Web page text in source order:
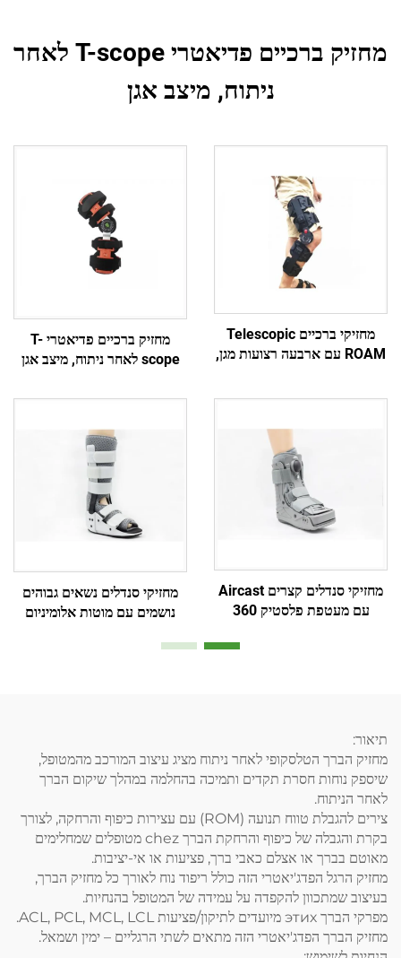
מחזיק ברכיים פדיאטרי T-scope לאחר
ניתוח, מיצב אגן
מחזיקי ברכיים Telescopic
ROAM עם ארבעה רצועות מגן,
מחזיק ברכיים פדיאטרי T-
scope לאחר ניתוח, מיצב אגן
מחזיקי סנדלים קצרים Aircast
עם מעטפת פלסטיק 360
מחזיקי סנדלים נשאים גבוהים
נושמים עם מוטות אלומיניום
תיאור:
מחזיק הברך הטלסקופי לאחר ניתוח מציג עיצוב המורכב מהמטופל,
שיספק נוחות חסרת תקדים ותמיכה בהחלמה במהלך שיקום הברך
לאחר הניתוח.
צירים להגבלת טווח תנועה (ROM) עם עצירות כיפוף והרחקה, לצורך
בקרת והגבלה של כיפוף והרחקת הברך chez מטופלים שמחלימים
מאוטם בברך או אצלם כאבי ברך, פציעות או אי-יציבות.
מחזיק הרגל הפדג'יאטרי הזה כולל ריפוד נוח לאורך כל מחזיק הברך,
בעיצוב שמתכוון להקפדה על עמידה של המטופל בהנחיות.
מפרקי הברך этих מיועדים לתיקון/פציעות ACL, PCL, MCL, LCL.
מחזיק הברך הפדג'יאטרי הזה מתאים לשתי הרגליים – ימין ושמאל.